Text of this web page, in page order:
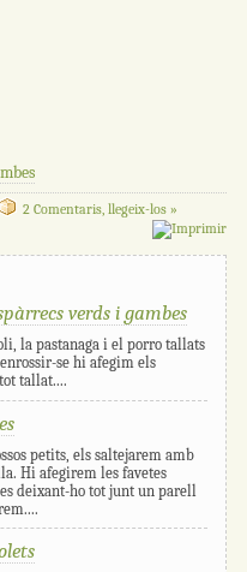
2 Comentaris, llegeix-los »
verds i gambes
la pastanaga i el porro tallats
se hi afegim els
tallat....
petits, els saltejarem amb
Hi afegirem les favetes
deixant-ho tot junt un parell